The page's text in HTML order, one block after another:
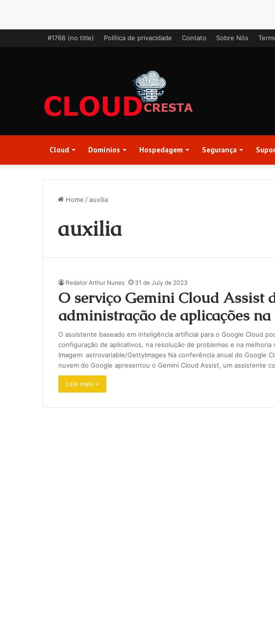
#1766 (no title) Política de privacidade Contato Sobre Nós
Cloud Domínios Hospedagem Segurança
Home /auxilia
auxilia
Redator Arthur Nunes 31 de July de 2023
O serviço Gemini Cloud Assist
administração de aplicações na
O assistente baseado em inteligência artificial para o Google Cloud
configuração de aplicativos, na resolução de problemas e na
Imagem: astrovariable/GettyImages Na conferência anual do Google
nuvem do Google apresentou o Gemini Cloud Assist, um assistente
Leia mais »